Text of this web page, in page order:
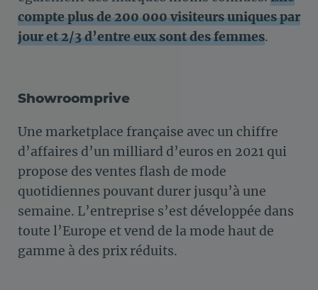
compte plus de 200 000 visiteurs uniques par
jour et 2/3 d’entre eux sont des femmes.
Showroomprive
Une marketplace française avec un chiffre
d’affaires d’un milliard d’euros en 2021 qui
propose des ventes flash de mode
quotidiennes pouvant durer jusqu’à une
semaine. L’entreprise s’est développée dans
toute l’Europe et vend de la mode haut de
gamme à des prix réduits.